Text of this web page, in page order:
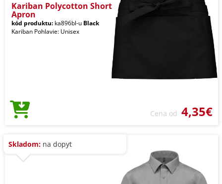
Kariban Polycotton Short
Apron
kód produktu: ka896bl-u Black
Kariban Pohlavie: Unisex
Cena od 4,35€
Skladom: na dopyt